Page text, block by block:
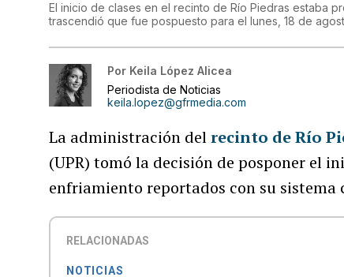
El inicio de clases en el recinto de Río Piedras estaba
trascendió que fue pospuesto para el lunes, 18 de
Por Keila López Alicea
Periodista de Noticias
keila.lopez@gfrmedia.com
La administración delrecinto de Río
(UPR) tomó la decisión de posponer el
enfriamiento reportados con su
RELACIONADAS
NOTICIAS